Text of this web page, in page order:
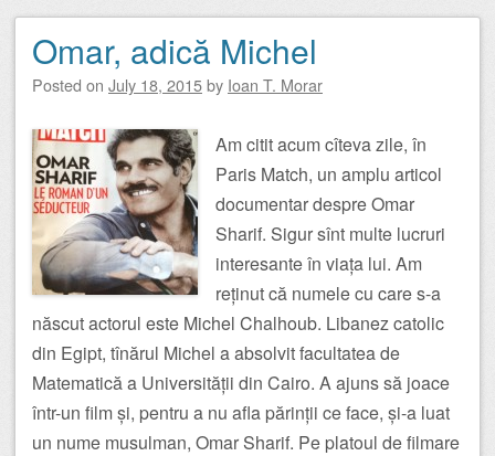
Omar, adică Michel
Posted on July 18, 2015by Ioan T. Morar
Am citit acum cîteva zile, în
Paris Match, un amplu articol
documentar despre Omar
Sharif. Sigur sînt multe lucruri
interesante în viața lui. Am
reținut că numele cu care s-a
născut actorul este Michel Chalhoub. Libanez catolic
din Egipt, tînărul Michel a absolvit facultatea de
Matematică a Universității din Cairo. A ajuns să joace
într-un film și, pentru a nu afla părinții ce face, și-a luat
un nume musulman, Omar Sharif. Pe platoul de filmare